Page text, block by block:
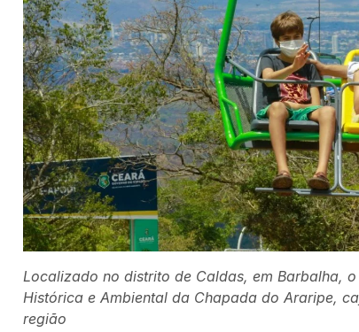
Localizado no distrito de Caldas, em Barbalha,
Histórica e Ambiental da Chapada do Araripe,
região